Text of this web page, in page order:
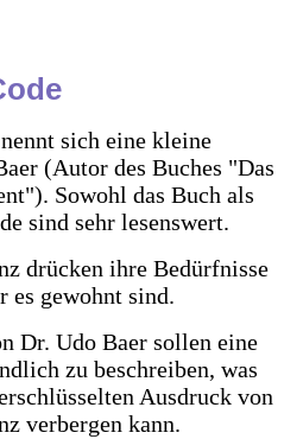
sich eine kleine
(Autor des Buches "Das
Sowohl das Buch als
sind sehr lesenswert.
drücken ihre Bedürfnisse
es gewohnt sind.
Dr. Udo Baer sollen eine
zu beschreiben, was
Ausdruck von
verbergen kann.